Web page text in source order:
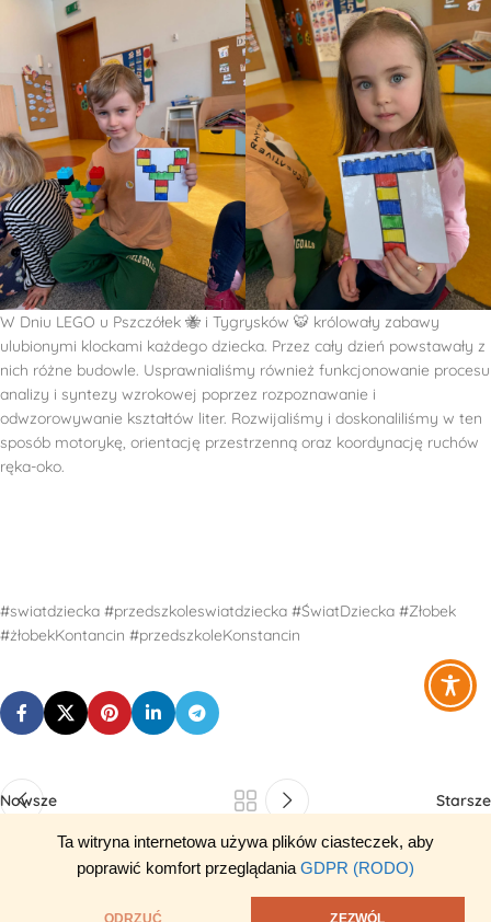
Ta witryna internetowa używa plików ciasteczek, aby
poprawić komfort przeglądania GDPR (RODO)
ODRZUĆ ZEZWÓL
W Dniu LEGO u Pszczółek 🐝 i Tygrysków 🐯 królowały zabawy
ulubionymi klockami każdego dziecka. Przez cały dzień powstawały z
nich różne budowle. Usprawnialiśmy również funkcjonowanie procesu
analizy i syntezy wzrokowej poprzez rozpoznawanie i
odwzorowywanie kształtów liter. Rozwijaliśmy i doskonaliliśmy w ten
sposób motorykę, orientację przestrzenną oraz koordynację ruchów
ręka-oko.
#swiatdziecka #przedszkoleswiatdziecka #ŚwiatDziecka #Złobek
#żłobekKontancin #przedszkoleKonstancin
Nowsze Starsze